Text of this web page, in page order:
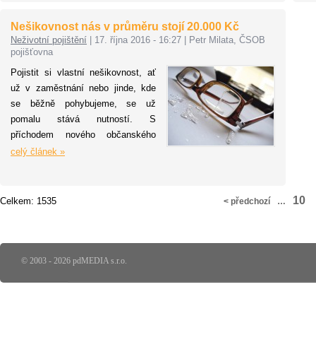
Kooperativy způsobí škodu
někomu jinému, ale i pro škody v
nemovitosti.
Nešikovnost nás v průměru stojí 20.000 Kč
Neživotní pojištění 17. října 2016 - 16:27
Petr Milata, ČSOB
pojišťovna
Pojistit si vlastní nešikovnost, ať
už v zaměstnání nebo jinde, kde
se běžně pohybujeme, se už
pomalu stává nutností. S
příchodem nového občanského
zákoníku se platby za „den blbec“
Pojišťovny je patrné, jak se
odpovědnosti zvyšuje. Zatímco v
roce 2012 činila 12 tisíc korun,
celý článek »
< předchozí … 10
Celkem: 1535
© 2003 - 2026 pdMEDIA s.r.o.